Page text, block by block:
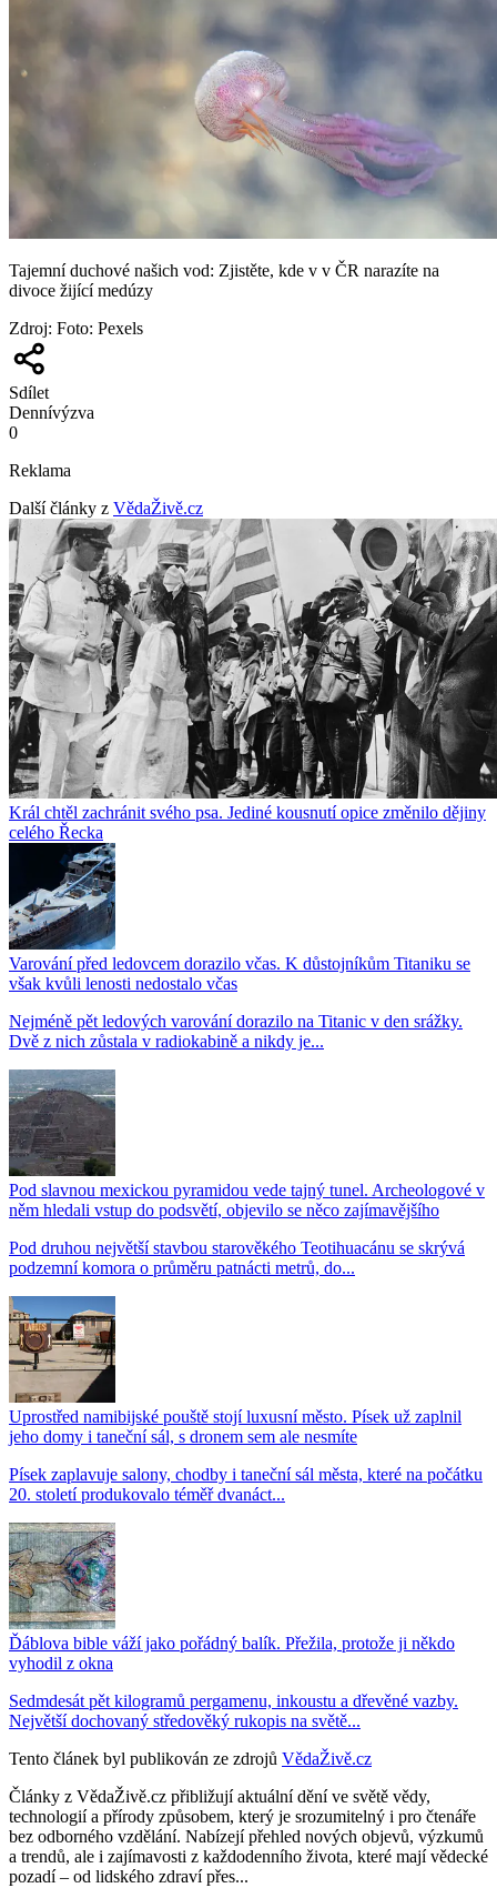
Tajemní duchové našich vod: Zjistěte, kde v v ČR narazíte na
divoce žijící medúzy
Zdroj: Foto: Pexels
Sdílet
Dennívýzva
0
Reklama
Další články z VědaŽivě.cz
Král chtěl zachránit svého psa. Jediné kousnutí opice změnilo dějiny
celého Řecka
Varování před ledovcem dorazilo včas. K důstojníkům Titaniku se
však kvůli lenosti nedostalo včas
Nejméně pět ledových varování dorazilo na Titanic v den srážky.
Dvě z nich zůstala v radiokabině a nikdy je...
Pod slavnou mexickou pyramidou vede tajný tunel. Archeologové v
něm hledali vstup do podsvětí, objevilo se něco zajímavějšího
Pod druhou největší stavbou starověkého Teotihuacánu se skrývá
podzemní komora o průměru patnácti metrů, do...
Uprostřed namibijské pouště stojí luxusní město. Písek už zaplnil
jeho domy i taneční sál, s dronem sem ale nesmíte
Písek zaplavuje salony, chodby i taneční sál města, které na počátku
20. století produkovalo téměř dvanáct...
Ďáblova bible váží jako pořádný balík. Přežila, protože ji někdo
vyhodil z okna
Sedmdesát pět kilogramů pergamenu, inkoustu a dřevěné vazby.
Největší dochovaný středověký rukopis na světě...
Tento článek byl publikován ze zdrojů VědaŽivě.cz
Články z VědaŽivě.cz přibližují aktuální dění ve světě vědy,
technologií a přírody způsobem, který je srozumitelný i pro čtenáře
bez odborného vzdělání. Nabízejí přehled nových objevů, výzkumů
a trendů, ale i zajímavosti z každodenního života, které mají vědecké
pozadí – od lidského zdraví přes...